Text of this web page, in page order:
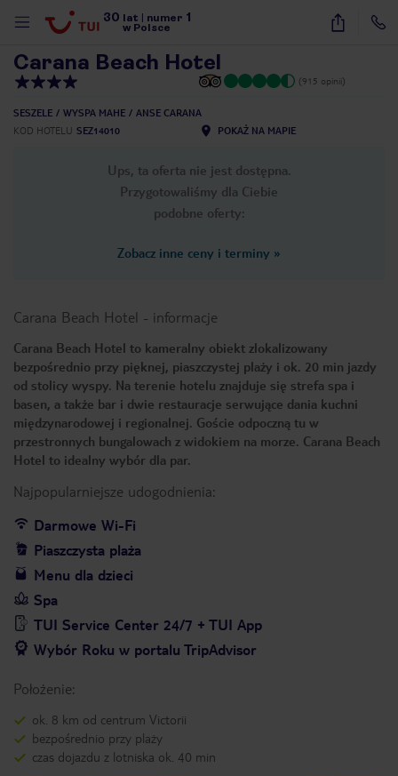
30 lat numer 1
w Polsce
9
Carana Beach Hotel
(915 opinii)
SESZELE WYSPA MAHE
ANSE CARANA
KOD HOTELU SEZ14010 POKAŻ NA MAPIE
Ups, ta oferta nie jest dostępna.
Przygotowaliśmy dla Ciebie
podobne oferty:
Zobacz inne ceny i terminy »
Carana Beach Hotel - informacje
Carana Beach Hotel to kameralny obiekt zlokalizowany
bezpośrednio przy pięknej, piaszczystej plaży i ok. 20 min jazdy
od stolicy wyspy. Na terenie hotelu znajduje się strefa spa i
basen, a także bar i dwie restauracje serwujące dania kuchni
międzynarodowej i regionalnej. Goście odpoczną tu w
przestronnych bungalowach z widokiem na morze. Carana Beach
Hotel to idealny wybór dla par.
Najpopularniejsze udogodnienia:
Darmowe Wi-Fi
Piaszczysta plaża
Menu dla dzieci
Spa
TUI Service Center 24/7 + TUI App
Wybór Roku w portalu TripAdvisor
Położenie:
ok. 8 km od centrum Victorii
bezpośrednio przy plaży
czas dojazdu z lotniska ok. 40 min